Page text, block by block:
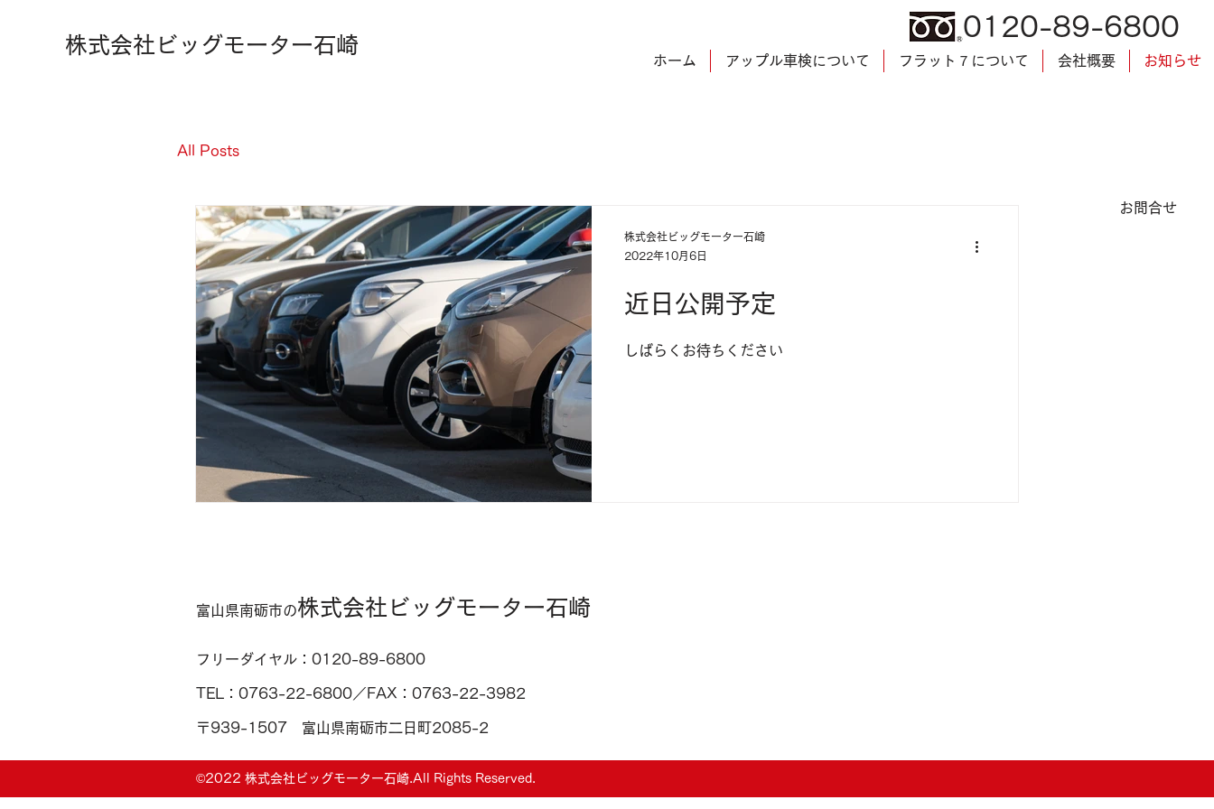
​お問合せ
株式会社ビッグモーター石崎
0120-89-6800
ホーム アップル車検について フラット７について 会社概要 お知らせ
All Posts
近日公開予定
しばらくお待ちください
株式会社ビッグモーター石崎
2022年10月6日
富山県南砺市の株式会社ビッグモーター石崎
フリーダイヤル：0120-89-6800
TEL：0763-22-6800／FAX：0763-22-3982
〒939-1507 富山県南砺市二日町2085-2
©2022 株式会社ビッグモーター石崎.All Rights Reserved.